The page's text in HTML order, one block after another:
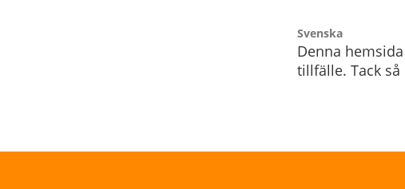
Svenska
Denna
tillfälle. Tack så